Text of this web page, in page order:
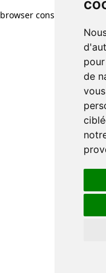
de
browser console for more